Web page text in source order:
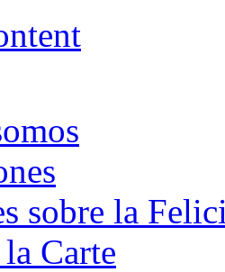
sobre la
Carte